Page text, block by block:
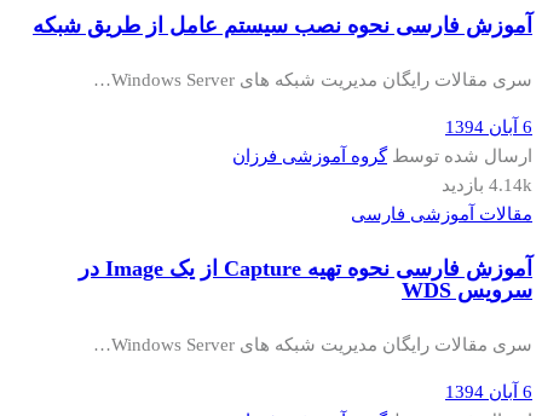
آموزش فارسی نحوه نصب سیستم عامل از طریق شبکه
سری مقالات رایگان مدیریت شبکه های Windows Server…
6 آبان 1394
ارسال شده توسطگروه آموزشی فرزان
4.14k بازدید
مقالات آموزشی فارسی
آموزش فارسی نحوه تهیه Capture از یک Image در
سرویس WDS
سری مقالات رایگان مدیریت شبکه های Windows Server…
6 آبان 1394